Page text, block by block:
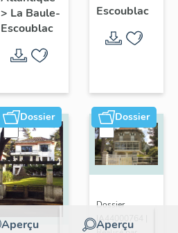
139
avenue
du
Maréchal-
Lattre-
de-
Tassigny
> La Baule-
Escoublac
Victoire
Escoublac
Dossier
Aperçu
Dossier
Aperçu
Dossier
IA44000764 |